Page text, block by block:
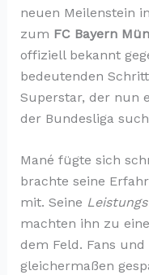
neuen Meilenstein
zum FC Bayern
offiziell bekannt
bedeutenden
Superstar, der nun
der Bundesliga
Mané fügte sich
brachte seine
mit. Seine
machten ihn zu
dem Feld. Fans
gleichermaßen